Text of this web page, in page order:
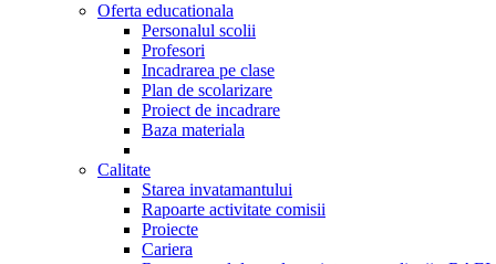
Oferta educationala
Personalul scolii
Profesori
Incadrarea pe clase
Plan de scolarizare
Proiect de incadrare
Baza materiala
Calitate
Starea invatamantului
Rapoarte activitate comisii
Proiecte
Cariera